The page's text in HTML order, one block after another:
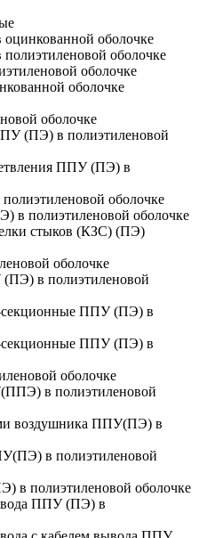
оболочке
оболочке
оболочке
оболочке
оболочке
(ПЭ) в полиэтиленовой
ППУ (ПЭ) в
оболочке
полиэтиленовой оболочке
стыков (КЗС) (ПЭ)
оболочке
в полиэтиленовой
секционные ППУ (ПЭ) в
секционные ППУ (ПЭ) в
оболочке
в полиэтиленовой
воздушника ППУ(ПЭ) в
в полиэтиленовой
в полиэтиленовой оболочке
ППУ (ПЭ) в